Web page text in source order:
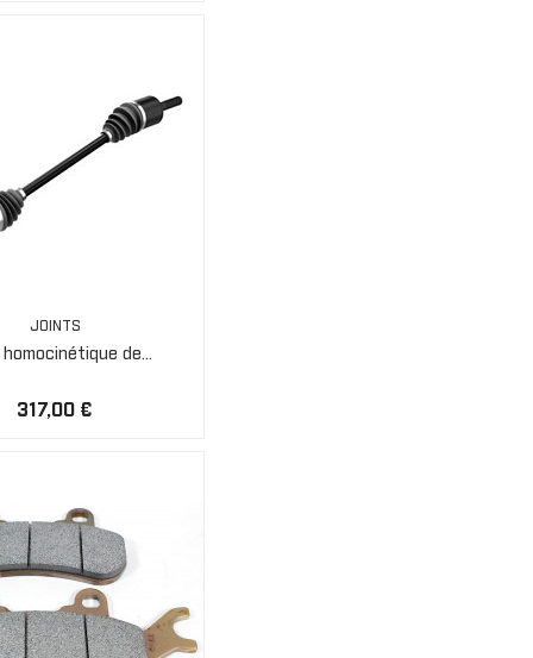
JOINTS
de...
317,00 €